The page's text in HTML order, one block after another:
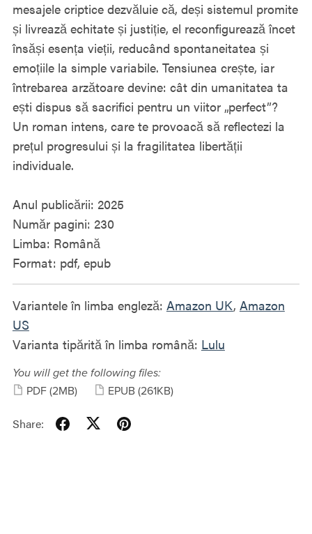
mesajele criptice dezvăluie că, deși sistemul promite
și livrează echitate și justiție, el reconfigurează încet
însăși esența vieții, reducând spontaneitatea și
emoțiile la simple variabile. Tensiunea crește, iar
întrebarea arzătoare devine: cât din umanitatea ta
ești dispus să sacrifici pentru un viitor „perfect”?
Un roman intens, care te provoacă să reflectezi la
prețul progresului și la fragilitatea libertății
individuale.
Anul publicării: 2025
Număr pagini: 230
Limba: Română
Format: pdf, epub
Variantele în limba engleză: Amazon UK, Amazon
US
Varianta tipărită în limba română: Lulu
You will get the following files:
PDF (2MB) EPUB (261KB)
Share: